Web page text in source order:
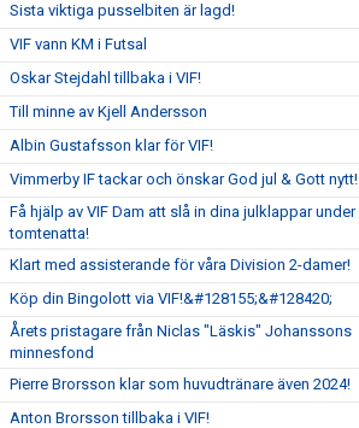
Sista viktiga pusselbiten är lagd!
VIF vann KM i Futsal
Oskar Stejdahl tillbaka i VIF!
Till minne av Kjell Andersson
Albin Gustafsson klar för VIF!
Vimmerby IF tackar och önskar God jul & Gott nytt!
Få hjälp av VIF Dam att slå in dina julklappar under
tomtenatta!
Klart med assisterande för våra Division 2-damer!
Köp din Bingolott via VIF!&#128155;&#128420;
Årets pristagare från Niclas "Läskis" Johanssons
minnesfond
Pierre Brorsson klar som huvudtränare även 2024!
Anton Brorsson tillbaka i VIF!